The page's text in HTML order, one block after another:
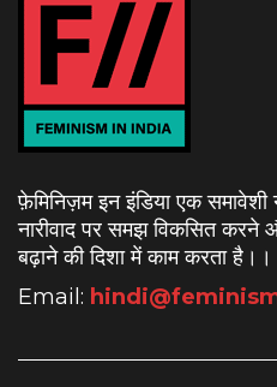
फ़ेमिनिज़म इन इंडिया एक समावेशी
नारीवाद पर समझ विकसित करने
बढ़ाने की दिशा में काम करता है। ।
Email: